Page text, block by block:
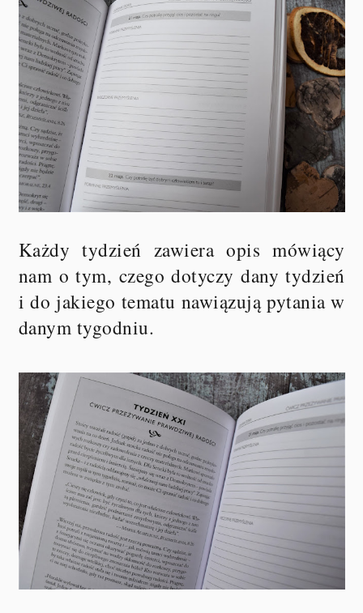
Każdy tydzień zawiera opis mówiący
nam o tym, czego dotyczy dany tydzień
i do jakiego tematu nawiązują pytania w
danym tygodniu.